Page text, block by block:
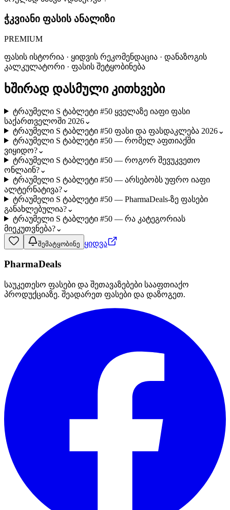
ჭკვიანი ფასის ანალიზი
PREMIUM
ფასის ისტორია · ყიდვის რეკომენდაცია · დანაზოგის
კალკულატორი · ფასის შეტყობინება
ხშირად დასმული კითხვები
ტრაუმელი S ტაბლეტი #50 ყველაზე იაფი ფასი
საქართველოში 2026⌄
ტრაუმელი S ტაბლეტი #50 ფასი და ფასდაკლება 2026⌄
ტრაუმელი S ტაბლეტი #50 — რომელ აფთიაქში
ვიყიდო?⌄
ტრაუმელი S ტაბლეტი #50 — როგორ შევუკვეთო
ონლაინ?⌄
ტრაუმელი S ტაბლეტი #50 — არსებობს უფრო იაფი
ალტერნატივა?⌄
ტრაუმელი S ტაბლეტი #50 — PharmaDeals-ზე ფასები
განახლებულია?⌄
ტრაუმელი S ტაბლეტი #50 — რა კატეგორიას
მიეკუთვნება?⌄
შემატყობინე ყიდვა
PharmaDeals
საუკეთესო ფასები და შეთავაზებები სააფთიაქო
პროდუქციაზე. შეადარეთ ფასები და დაზოგეთ.